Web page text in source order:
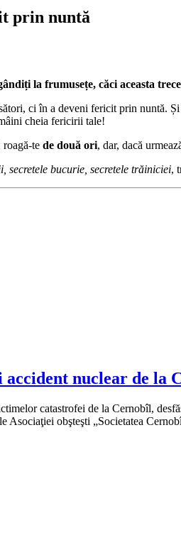
prin nuntă
la frumusețe, căci aceasta
ci în a deveni fericit prin nuntă.
cheia fericirii tale!
roagă-te de două ori, dar, dacă
secretele bucurie, secretele trăiniciei,
nuclear de la
catastrofei de la Cernobîl,
obşteşti „Societatea